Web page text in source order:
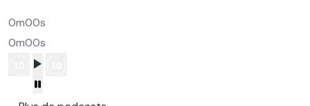
0m00s
0m00s